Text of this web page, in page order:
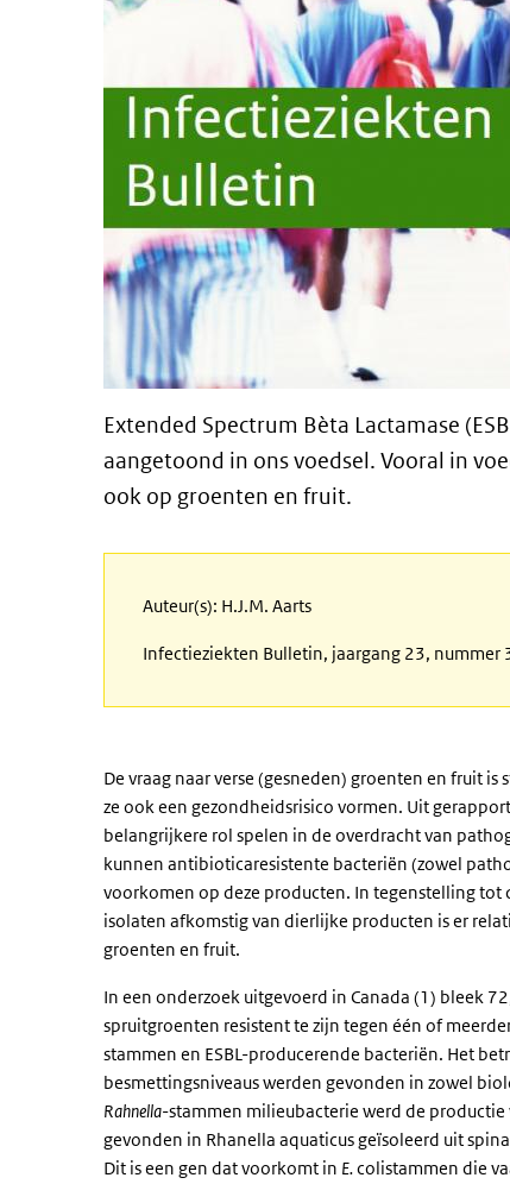
Extended Spectrum Bèta Lactamase
aangetoond in ons voedsel. Vooral in
ook op groenten en fruit.
Auteur(s): H.J.M. Aarts
Infectieziekten Bulletin, jaargang 23, nummer
De vraag naar verse (gesneden) groenten en fruit
ze ook een gezondheidsrisico vormen. Uit
belangrijkere rol spelen in de overdracht van
kunnen antibioticaresistente bacteriën (zowel
voorkomen op deze producten. In tegenstelling
isolaten afkomstig van dierlijke producten is er
groenten en fruit.
In een onderzoek uitgevoerd in Canada (1) bleek
spruitgroenten resistent te zijn tegen één of
stammen en ESBL-producerende bacteriën. Het
besmettingsniveaus werden gevonden in zowel
Rahnella-stammen milieubacterie werd de productie
gevonden in Rhanella aquaticusgeïsoleerd uit
Dit is een gen dat voorkomt in E.colistammen die